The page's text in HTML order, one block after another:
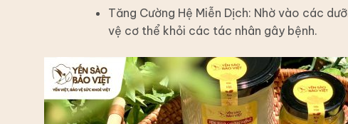
Tăng Cường Hệ Miễn Dịch: Nhờ vào các
vệ cơ thể khỏi các tác nhân gây bệnh.